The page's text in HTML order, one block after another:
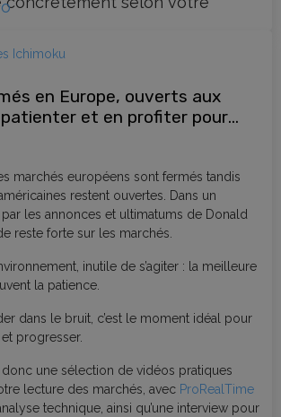
Ichimoku
en Europe, ouverts aux
et en profiter pour
bourse
marchés européens sont fermés tandis
restent ouvertes. Dans un
les annonces et ultimatums de Donald
reste forte sur les marchés.
inutile de s’agiter : la meilleure
la patience.
dans le bruit, c’est le moment idéal pour
progresser.
une sélection de vidéos pratiques
lecture des marchés, avec ProRealTime
technique, ainsi qu’une interview pour